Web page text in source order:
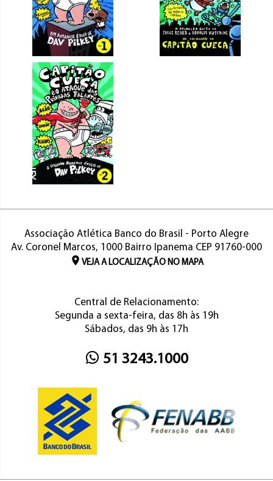
Associação Atlética Banco do Brasil - Porto Alegre
Av. Coronel Marcos, 1000 Bairro Ipanema CEP 91760-000
VEJA A LOCALIZAÇÃO NO MAPA
Central de Relacionamento:
Segunda a sexta-feira, das 8h às 19h
Sábados, das 9h às 17h
51 3243.1000